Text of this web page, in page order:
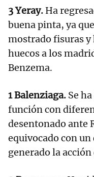
3 Yeray. Ha
buena pinta, ya
mostrado fisuras y
huecos a los
Benzema.
1 Balenziaga. Se
función con
desentonado ante
equivocado con un
generado la